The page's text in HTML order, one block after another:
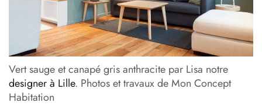
Vert sauge et canapé gris anthracite par Lisa notre
designer à Lille. Photos et travaux de Mon Concept
Habitation